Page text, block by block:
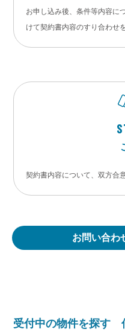
お申し込み後、条件等内容に
けて契約書内容のすり合わせ
契約書内容について、双方合
お問い合わ
受付中の物件を探す